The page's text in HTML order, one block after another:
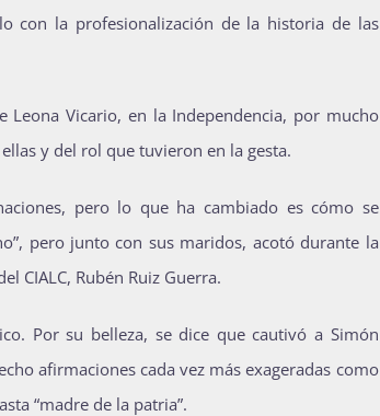
con la profesionalización de la historia de las
Leona Vicario, en la Independencia, por mucho
y del rol que tuvieron en la gesta.
pero lo que ha cambiado es cómo se
pero junto con sus maridos, acotó durante la
CIALC, Rubén Ruiz Guerra.
Por su belleza, se dice que cautivó a Simón
afirmaciones cada vez más exageradas como
“madre de la patria”.